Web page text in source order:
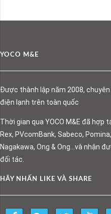
YOCO M&E
Được thành lập năm 2008,
điện lạnh trên toàn quốc
Thời gian qua YOCO M&E đã hợp
Rex, PVcomBank, Sabeco,
Nagakawa, Ong & Ong…và nhận
đối tác.
HÃY NHẤN LIKE VÀ SHARE